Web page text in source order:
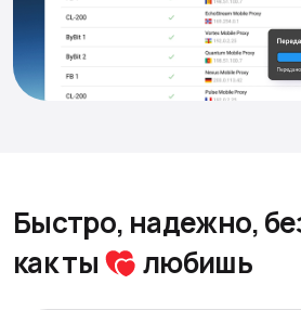
Быстро, надежно,
как ты
любишь